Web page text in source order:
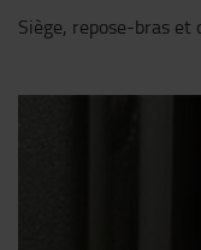
Siège, repose-bras et